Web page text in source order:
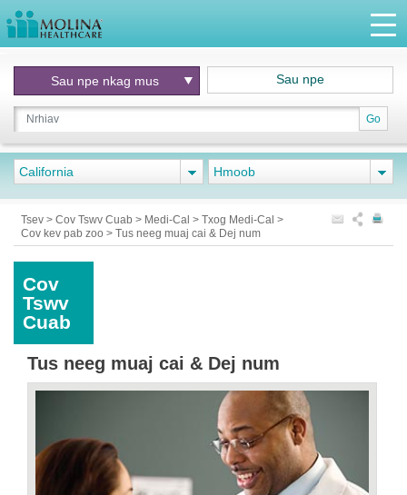
Go
Sau npe nkag mus Sau npe
California Hmoob
Tsev > Cov Tswv Cuab > Medi-Cal > Txog Medi-Cal >
Cov kev pab zoo > Tus neeg muaj cai & Dej num
Cov
Tswv
Cuab
Tus neeg muaj cai & Dej num